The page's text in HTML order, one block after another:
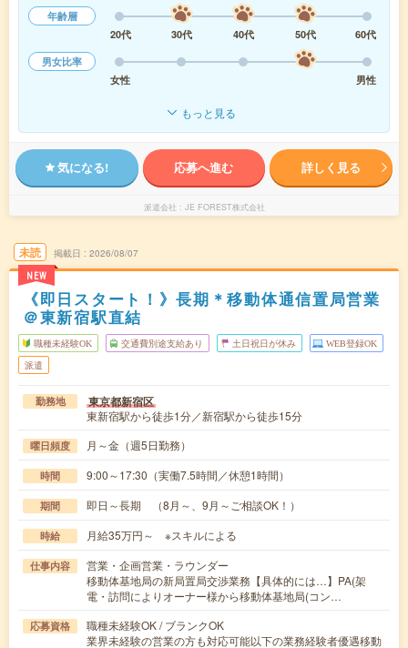
年齢層
20代
30代 40代 50代
60代
男女比率
女性
男性
もっと見る
気になる! 応募へ進む 詳しく見る
派遣会社 JE FOREST株式会社
未読
NEW
掲載日 2026/08/07
《即日スタート！》長期＊移動体通信置局営業
＠東新宿駅直結
職種未経験OK 交通費別途支給あり 土日祝日が休み WEB登録OK
派遣
勤務地 東京都新宿区
東新宿駅から徒歩1分／新宿駅から徒歩15分
曜日頻度 月～金（週5日勤務）
時間 9:00～17:30（実働7.5時間／休憩1時間）
期間 即日～長期 （8月～、9月～ご相談OK！）
時給 月給35万円～ ※スキルによる
仕事内容
営業・企画営業・ラウンダー
移動体基地局の新局置局交渉業務【具体的には…】PA(架
電・訪問によりオーナー様から移動体基地局(コン…
応募資格
職種未経験OK / ブランクOK
業界未経験の営業の方も対応可能以下の業務経験者優遇移動